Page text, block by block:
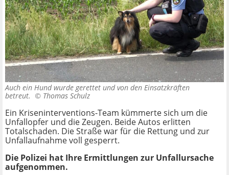
Auch ein Hund wurde gerettet und von den Einsatzkräften
betreut. © Thomas Schulz
Ein Kriseninterventions-Team kümmerte sich um die
Unfallopfer und die Zeugen. Beide Autos erlitten
Totalschaden. Die Straße war für die Rettung und zur
Unfallaufnahme voll gesperrt.
Die Polizei hat Ihre Ermittlungen zur Unfallursache
aufgenommen.